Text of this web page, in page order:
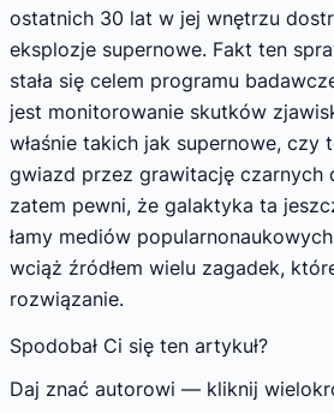
ostatnich 30 lat w jej wnętrzu
eksplozje supernowe. Fakt ten
stała się celem programu
jest monitorowanie skutków
właśnie takich jak supernowe, czy
gwiazd przez grawitację czarnych
zatem pewni, że galaktyka ta
łamy mediów
wciąż źródłem wielu zagadek,
rozwiązanie.
Spodobał Ci się ten artykuł?
Daj znać autorowi — kliknij